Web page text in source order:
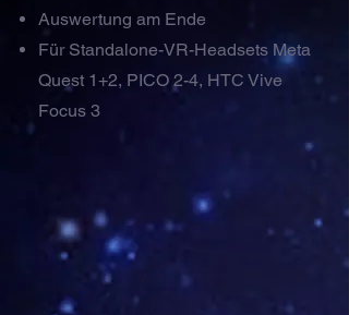
Auswertung am Ende
Für Standalone-VR-Headsets Meta
Quest 1+2, PICO 2-4, HTC Vive
Focus 3